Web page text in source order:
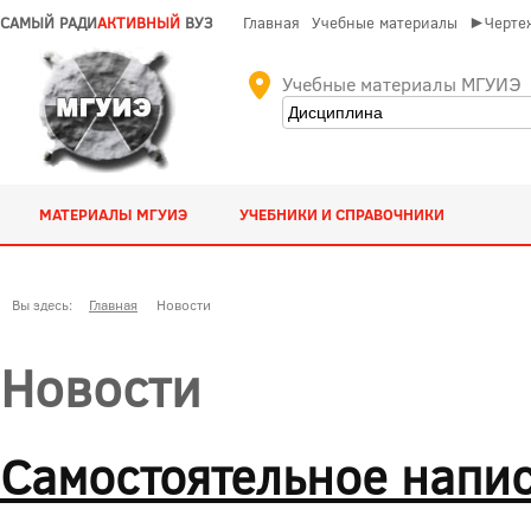
САМЫЙ РАДИАКТИВНЫЙ ВУЗ Главная Учебные материалы
Учебные материалы МГУИЭ
МАТЕРИАЛЫ МГУИЭ УЧЕБНИКИ И СПРАВОЧНИКИ
Вы здесь: Главная Новости
Новости
Самостоятельное